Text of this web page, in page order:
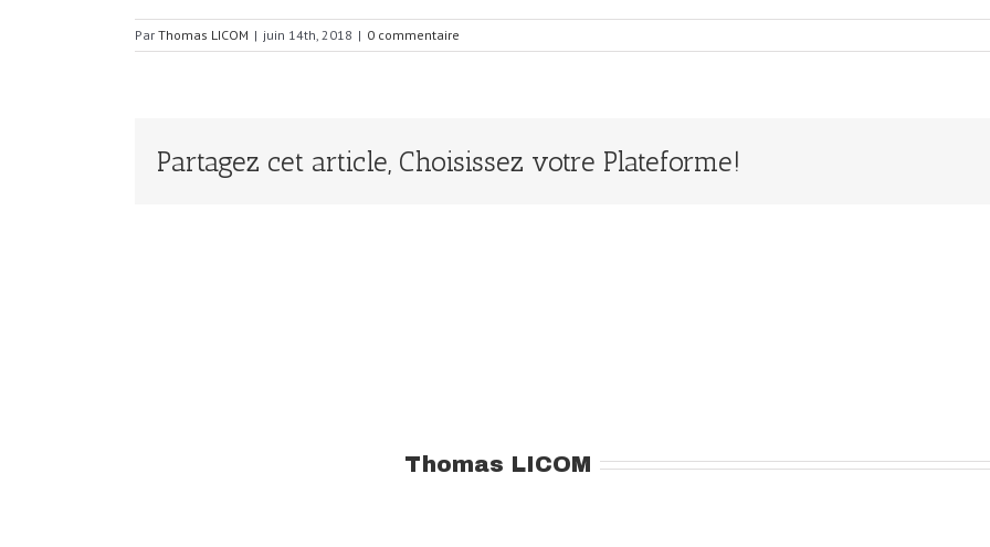
Par Thomas LICOM | juin 14th, 2018 | 0 commentaire
Partagez cet article, Choisissez votre Plateforme!
Thomas LICOM